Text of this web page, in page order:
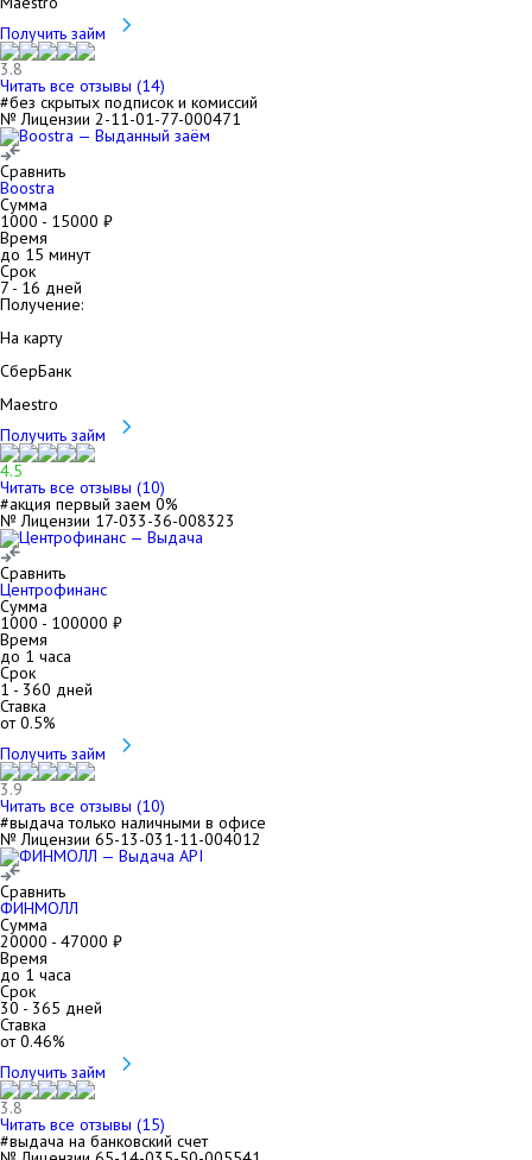
Получить займ
3.8
Читать все отзывы (14)
#без скрытых подписок и комиссий
№ Лицензии 2-11-01-77-000471
Сравнить
Boostra
Сумма
1000 - 15000 ₽
Время
до 15 минут
Срок
7- 16 дней
Получение:
На карту
СберБанк
Maestro
Получить займ
4.5
Читать все отзывы (10)
#акция первый заем 0%
№ Лицензии 17-033-36-008323
Сравнить
Центрофинанс
Сумма
1000 - 100000 ₽
Время
до 1 часа
Срок
1- 360 дней
Ставка
от0.5%
Получить займ
3.9
Читать все отзывы (10)
#выдача только наличными в офисе
№ Лицензии 65-13-031-11-004012
Сравнить
ФИНМОЛЛ
Сумма
20000 - 47000 ₽
Время
до 1 часа
Срок
30 - 365 дней
Ставка
от0.46%
Получить займ
3.8
Читать все отзывы (15)
#выдача на банковский счет